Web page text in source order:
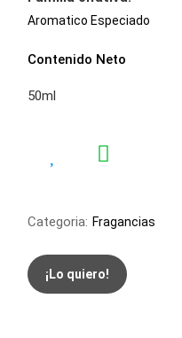
Aromatico Especiado
Contenido Neto
50ml
Categoria: Fragancias
¡Lo quiero!